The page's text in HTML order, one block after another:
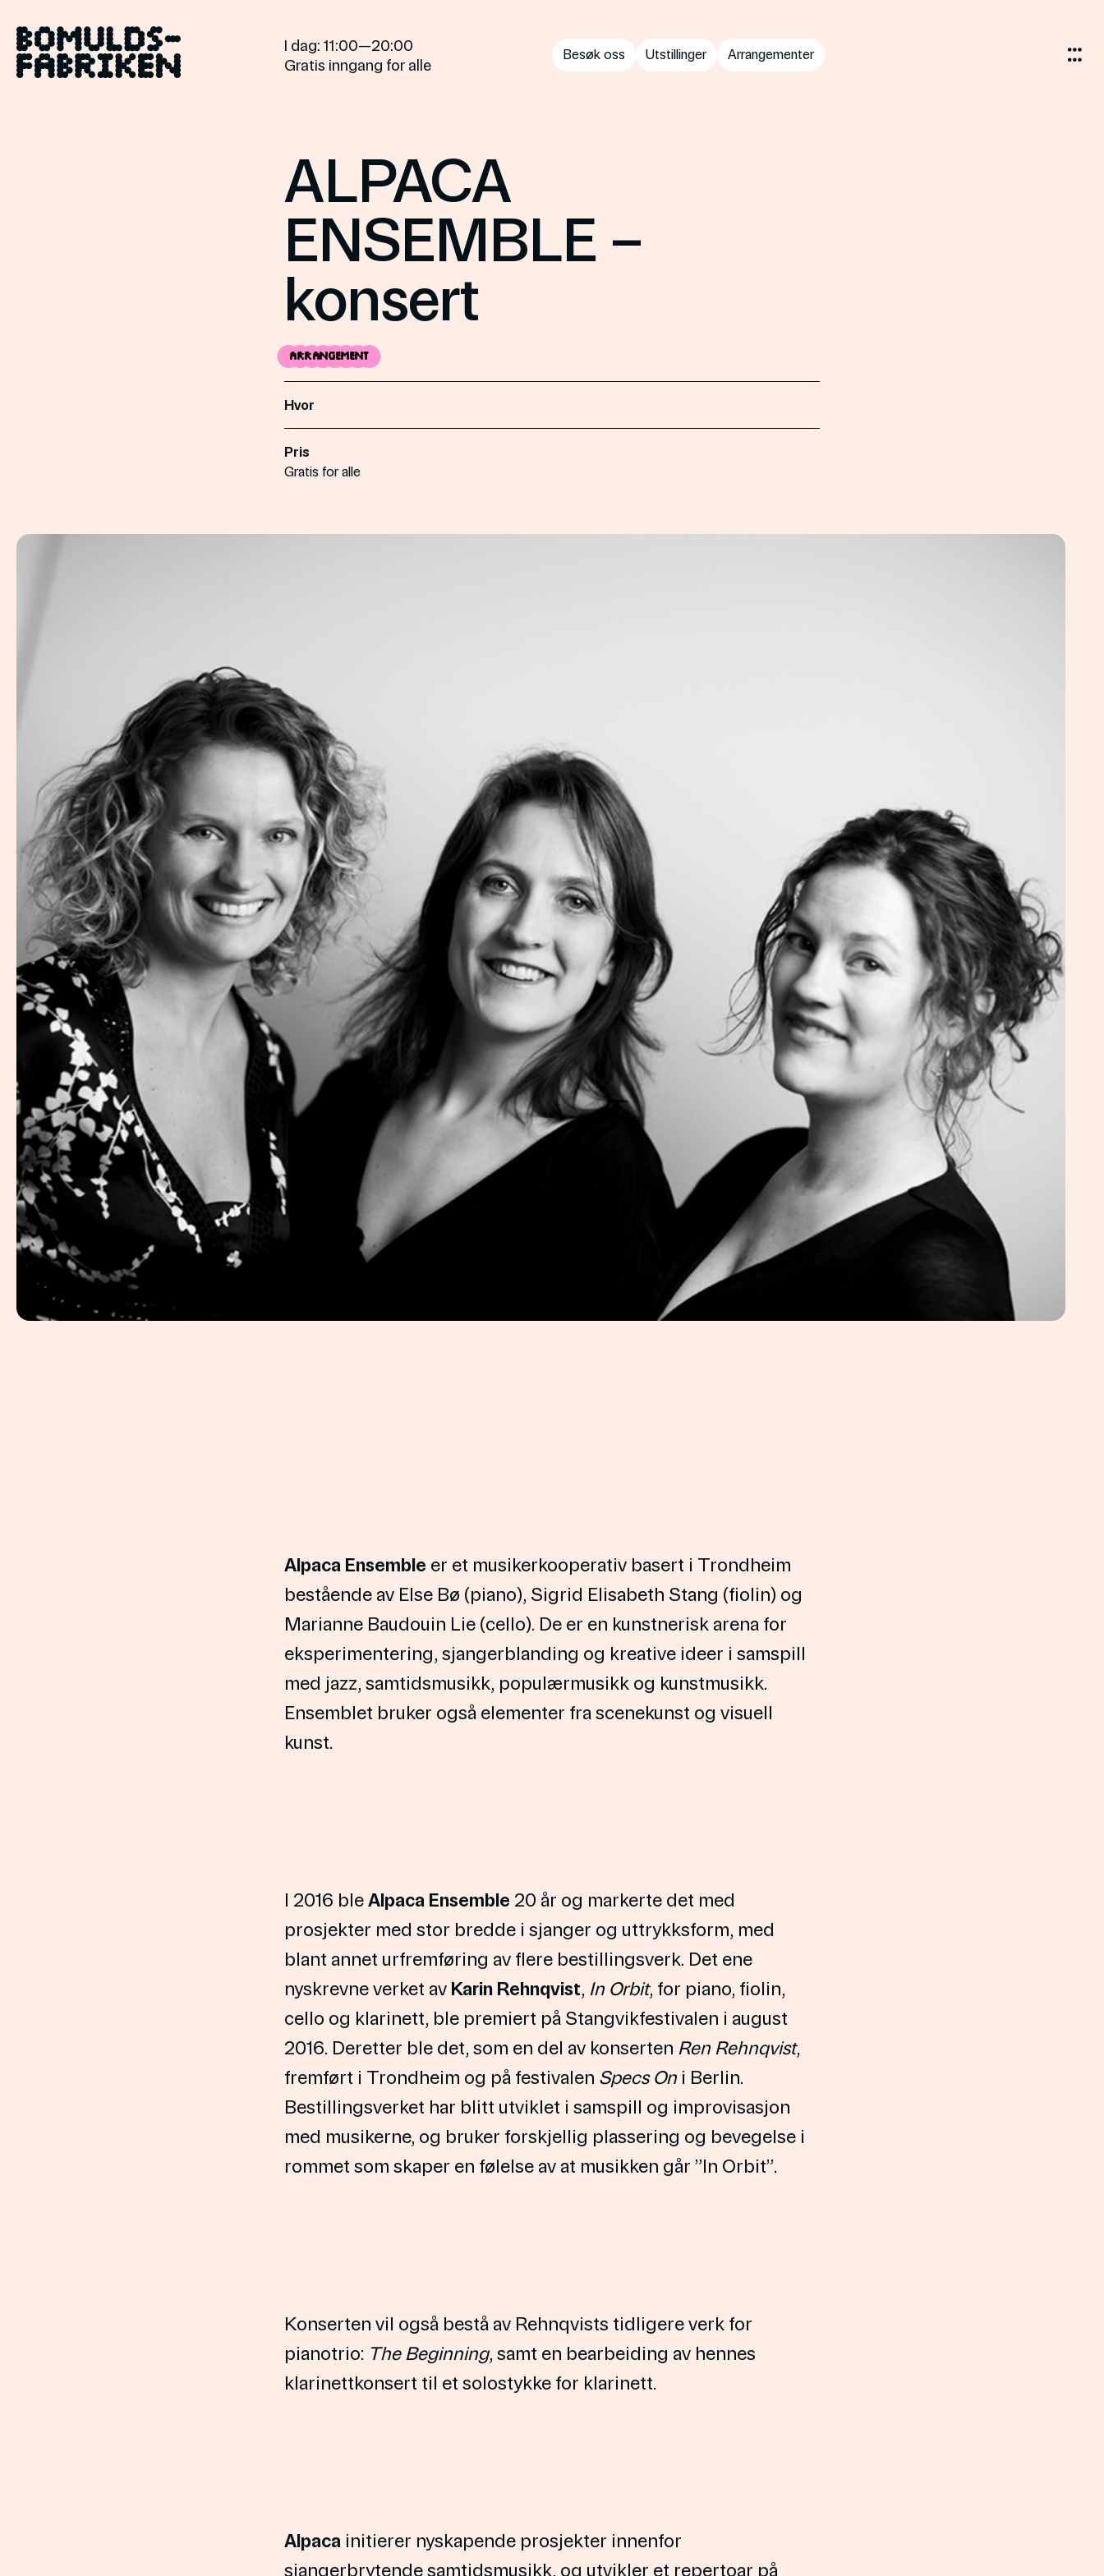
innholdet
I dag: 11:00—20:00
Gratis inngang for alle
Besøk oss Utstillinger Arrangementer
ALPACA
ENSEMBLE –
konsert
Arrangement
Hvor
Pris
Gratis for alle
Alpaca Ensemble er et musikerkooperativ basert i Trondheim
bestående av Else Bø (piano), Sigrid Elisabeth Stang (fiolin) og
Marianne Baudouin Lie (cello). De er en kunstnerisk arena for
eksperimentering, sjangerblanding og kreative ideer i samspill
med jazz, samtidsmusikk, populærmusikk og kunstmusikk.
Ensemblet bruker også elementer fra scenekunst og visuell
kunst.
I 2016 bleAlpaca Ensemble 20 år og markerte det med
prosjekter med stor bredde i sjanger og uttrykksform, med
blant annet urfremføring av flere bestillingsverk. Det ene
nyskrevne verket av Karin Rehnqvist, In Orbit, for piano, fiolin,
cello og klarinett, ble premiert på Stangvikfestivalen i august
2016. Deretter ble det, som en del av konserten Ren Rehnqvist,
fremført i Trondheim og på festivalen Specs On i Berlin.
Bestillingsverket har blitt utviklet i samspill og improvisasjon
med musikerne, og bruker forskjellig plassering og bevegelse i
rommet som skaper en følelse av at musikken går ”In Orbit”.
Konserten vil også bestå av Rehnqvists tidligere verk for
pianotrio: The Beginning, samt en bearbeiding av hennes
klarinettkonsert til et solostykke for klarinett.
Alpaca initierer nyskapende prosjekter innenfor
sjangerbrytende samtidsmusikk, og utvikler et repertoar på